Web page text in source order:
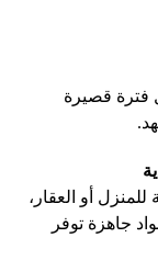
فترة قصيرة
أو العقار،
جاهزة توفر